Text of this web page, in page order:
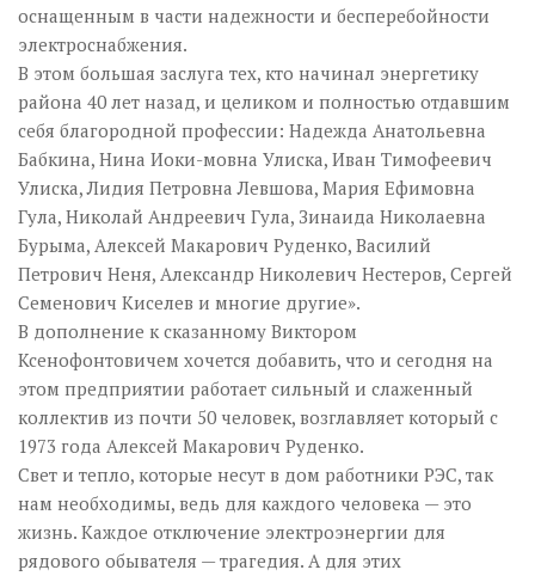
оснащенным в части надежности и бесперебойности
электроснабжения.
В этом большая заслуга тех, кто начинал энергетику
района 40 лет назад, и целиком и полностью отдавшим
себя благородной профессии: Надежда Анатольевна
Бабкина, Нина Иоки-мовна Улиска, Иван Тимофеевич
Улиска, Лидия Петровна Левшова, Мария Ефимовна
Гула, Николай Андреевич Гула, Зинаида Николаевна
Бурыма, Алексей Макарович Руденко, Василий
Петрович Неня, Александр Николевич Нестеров, Сергей
Семенович Киселев и многие другие».
В дополнение к сказанному Виктором
Ксенофонтовичем хочется добавить, что и сегодня на
этом предприятии работает сильный и слаженный
коллектив из почти 50 человек, возглавляет который с
1973 года Алексей Макарович Руденко.
Свет и тепло, которые несут в дом работники РЭС, так
нам необходимы, ведь для каждого человека — это
жизнь. Каждое отключение электроэнергии для
рядового обывателя — трагедия. А для этих